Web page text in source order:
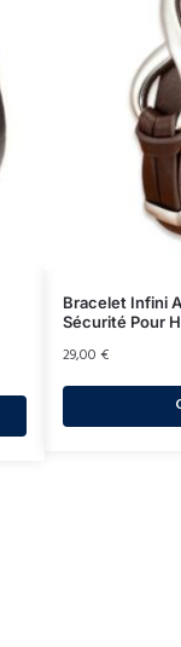
Bracelet Infini
Sécurité Pour
29,00 €